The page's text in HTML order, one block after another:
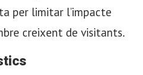
per limitar l’impacte
creixent de visitants.